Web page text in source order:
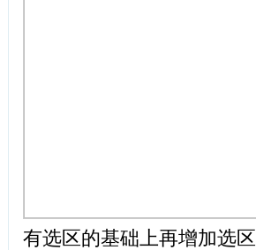
有选区的基础上再增加选